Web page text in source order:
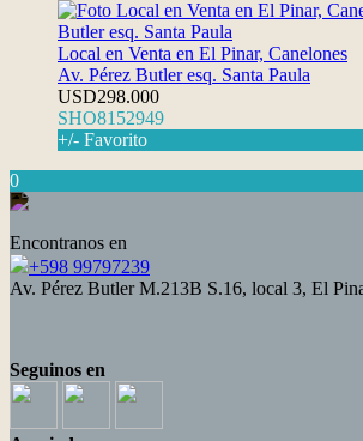
Local en Venta en El Pinar, Canelones
Av. Pérez Butler esq. Santa Paula
USD298.000
SHO8152949
+/- Favorito
0
Encontranos en
+598 99797239
Av. Pérez Butler M.213B S.16, local 3, El
Seguinos en